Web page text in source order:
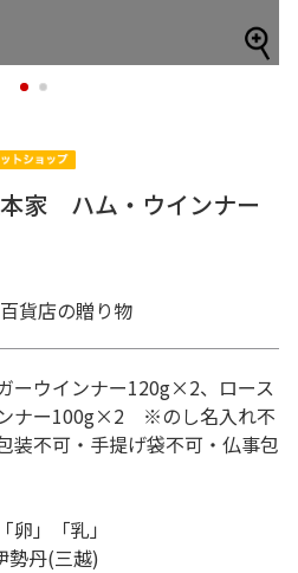
1 2
家 ハム・ウインナー
貨店の贈り物
ーウインナー120g×2、ロース
ナー100g×2 ※のし名入れ不
装不可・手提げ袋不可・仏事包
卵」「乳」
勢丹(三越)